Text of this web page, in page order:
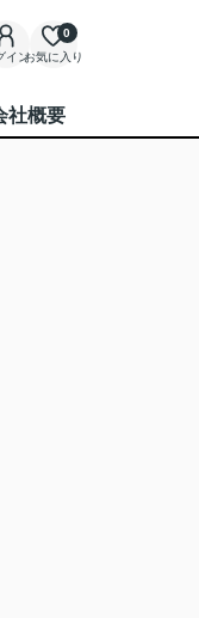
インお気に入り
0
社概要